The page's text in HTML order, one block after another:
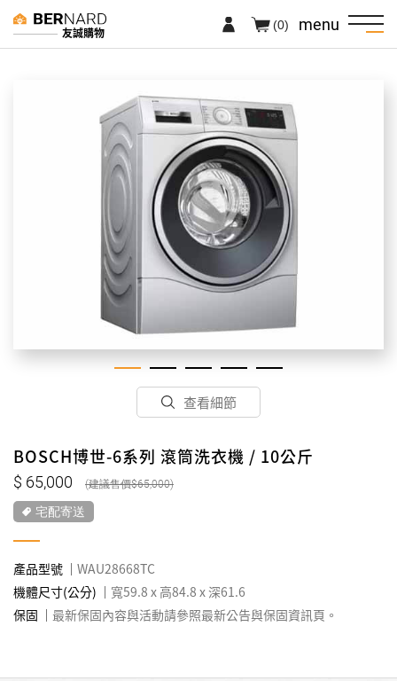
友誠購物 menu
(0)
查看細節
BOSCH博世-6系列 滾筒洗衣機 / 10公斤
65,000 65,000
宅配寄送
產品型號
WAU28668TC
機體尺寸(公分)
寬59.8 x 高84.8 x 深61.6
保固
最新保固內容與活動請參照最新公告與保固資訊頁。